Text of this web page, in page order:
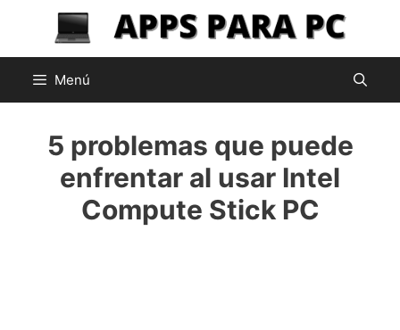
contenido
Menú
5 problemas que puede
enfrentar al usar Intel
Compute Stick PC